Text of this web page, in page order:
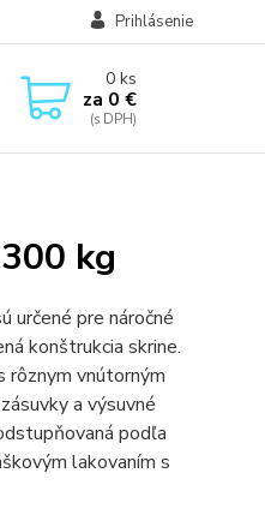
Prihlásenie
0ks
za 0 €
kg
určené pre náročné
konštrukcia skrine.
rôznym vnútorným
a výsuvné
podľa
lakovaním s